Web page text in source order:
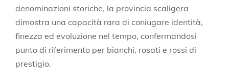
denominazioni storiche, la provincia scaligera
dimostra una capacità rara di coniugare identità,
finezza ed evoluzione nel tempo, confermandosi
punto di riferimento per bianchi, rosati e rossi di
prestigio.